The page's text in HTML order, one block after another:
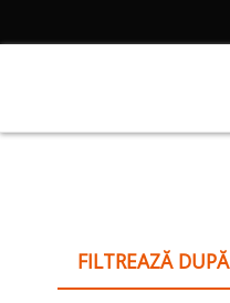
FILTREAZĂ DUPĂ